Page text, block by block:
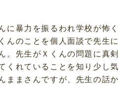
に暴力を振るわれ学校が怖く
んのことを個人面談で先生に
。先生がＸくんの問題に真剣
くれていることを知り少し気
ままさんですが、先生の話か